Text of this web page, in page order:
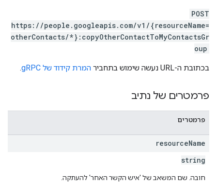
POST
https://people.googleapis.com/v1/{resourceName=
otherContacts/*}:copyOtherContactToMyContactsGr
oup
בכתובת ה-URL נעשה שימוש בתחביר המרת קידוד של gRPC .
פרמטרים של נתיב
פרמטרים
resourceName
string
חובה. שם המשאב של 'איש הקשר האחר' להעתקה.